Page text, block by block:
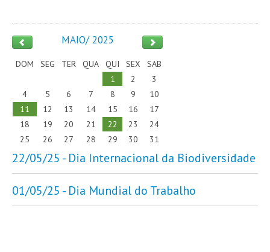
MAIO/ 2025
DOM SEG TER QUA QUI SEX
SAB
1
2
3
4
5 6 7 8 9
10
11
12 13 14 15 16
17
18
19 20 21 22 23
24
25
26 27 28 29 30 31
22/05/25 - Dia Internacional da Biodiversidade
01/05/25 - Dia Mundial do Trabalho